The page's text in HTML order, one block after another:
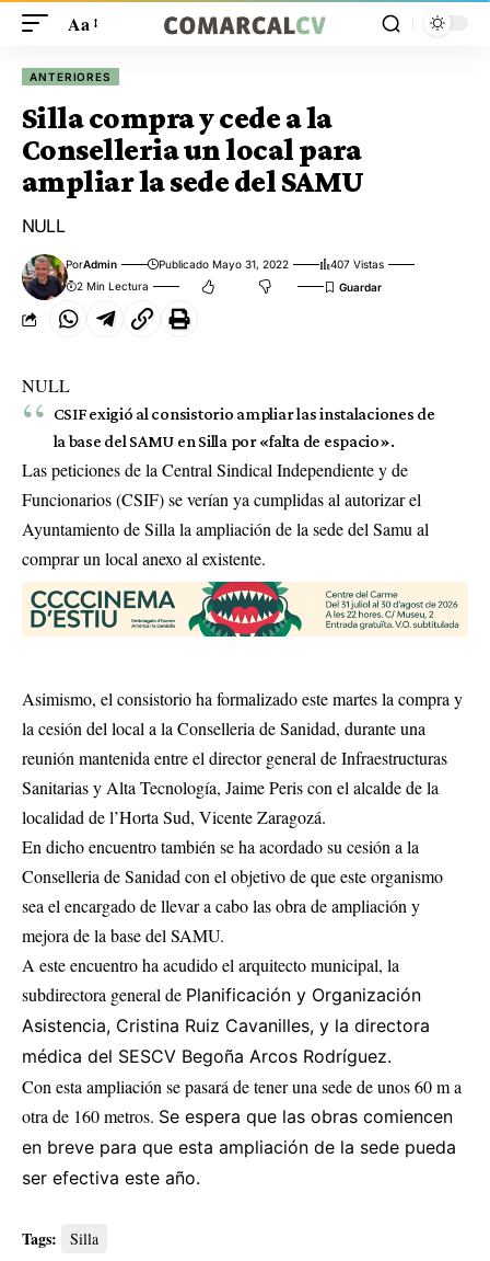
Aa
ANTERIORES
Silla compra y cede a la
Conselleria un local para
ampliar la sede del SAMU
NULL
PorAdmin Publicado Mayo 31, 2022
407 Vistas
2 Min Lectura
NULL
CSIF exigió al consistorio ampliar las instalaciones de
la base del SAMU en Silla por «falta de espacio».
Las peticiones de la Central Sindical Independiente y de
Funcionarios (CSIF) se verían ya cumplidas al autorizar el
Ayuntamiento de Silla la ampliación de la sede del Samu al
comprar un local anexo al existente.
Asimismo, el consistorio ha formalizado este martes la compra y
la cesión del local a la Conselleria de Sanidad, durante una
reunión mantenida entre el director general de Infraestructuras
Sanitarias y Alta Tecnología, Jaime Peris con el alcalde de la
localidad de l’Horta Sud, Vicente Zaragozá.
En dicho encuentro también se ha acordado su cesión a la
Conselleria de Sanidad con el objetivo de que este organismo
sea el encargado de llevar a cabo las obra de ampliación y
mejora de la base del SAMU.
A este encuentro ha acudido el arquitecto municipal, la
subdirectora general de Planificación y Organización
Asistencia, Cristina Ruiz Cavanilles, y la directora
médica del SESCV Begoña Arcos Rodríguez.
Con esta ampliación se pasará de tener una sede de unos 60 m a
otra de 160 metros. Se espera que las obras comiencen
en breve para que esta ampliación de la sede pueda
ser efectiva este año.
Tags: Silla